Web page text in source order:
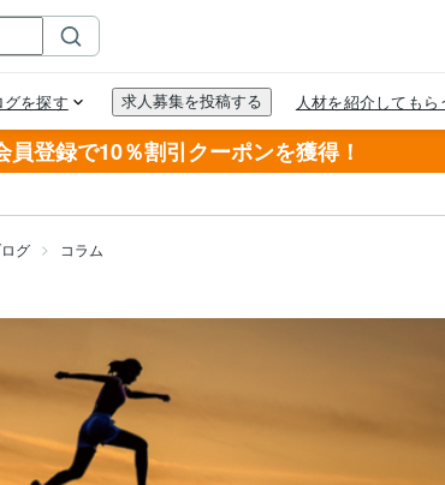
員登録で10％割引クーポンを獲得！
グ コラム